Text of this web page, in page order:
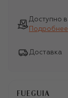
Доступно
Подробнее
Доставка
FUEGUIA